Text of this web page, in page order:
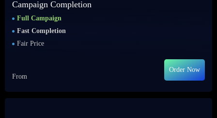
Campaign Completion
Full Campaign
Fast Completion
Fair Price
From
Order Now